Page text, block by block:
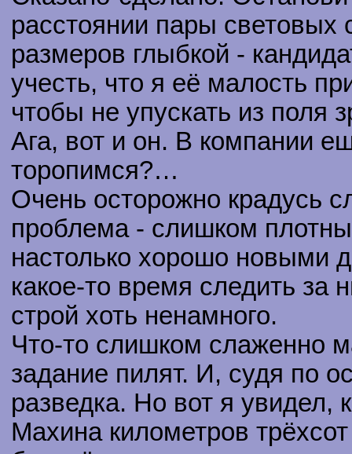
расстоянии пары световых
размеров глыбкой -
учесть, что я её малость
чтобы не упускать из поля
Ага, вот и он. В компании
торопимся?…
Очень осторожно крадусь
проблема - слишком
настолько хорошо новыми
какое-то время следить за
строй хоть ненамного.
Что-то слишком слаженно
задание пилят. И, судя по
разведка. Но вот я
Махина километров